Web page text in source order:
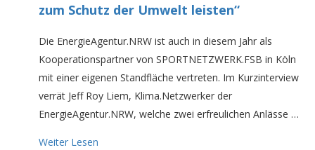
zum Schutz der Umwelt leisten“
Die EnergieAgentur.NRW ist auch in diesem Jahr als
Kooperationspartner von SPORTNETZWERK.FSB in Köln
mit einer eigenen Standfläche vertreten. Im Kurzinterview
verrät Jeff Roy Liem, Klima.Netzwerker der
EnergieAgentur.NRW, welche zwei erfreulichen Anlässe …
Weiter Lesen